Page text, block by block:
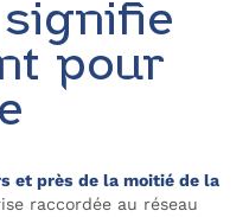
pour
et près de la moitié de la
raccordée au réseau